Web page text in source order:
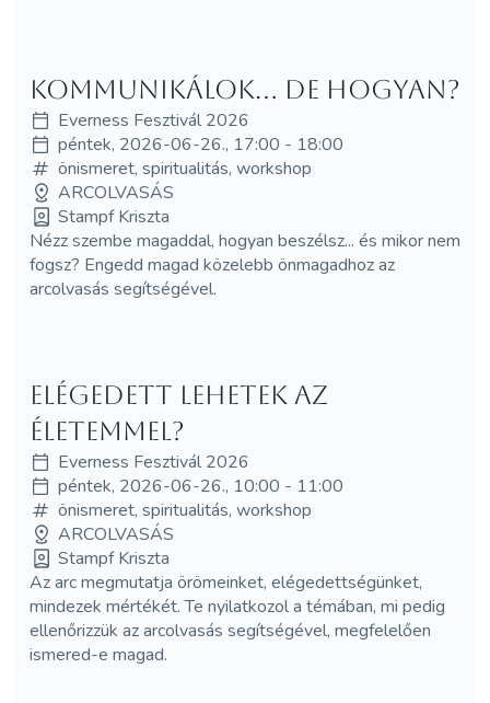
Kommunikálok... de hogyan?
Everness Fesztivál 2026
péntek, 2026-06-26., 17:00 - 18:00
önismeret, spiritualitás, workshop
ARCOLVASÁS
Stampf Kriszta
Nézz szembe magaddal, hogyan beszélsz... és mikor nem
fogsz? Engedd magad közelebb önmagadhoz az
arcolvasás segítségével.
Elégedett lehetek az
életemmel?
Everness Fesztivál 2026
péntek, 2026-06-26., 10:00 - 11:00
önismeret, spiritualitás, workshop
ARCOLVASÁS
Stampf Kriszta
Az arc megmutatja örömeinket, elégedettségünket,
mindezek mértékét. Te nyilatkozol a témában, mi pedig
ellenőrizzük az arcolvasás segítségével, megfelelően
ismered-e magad.